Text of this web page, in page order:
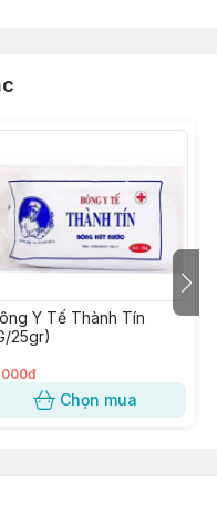
Y Tế Thành Tín
25gr)
Chọn mua